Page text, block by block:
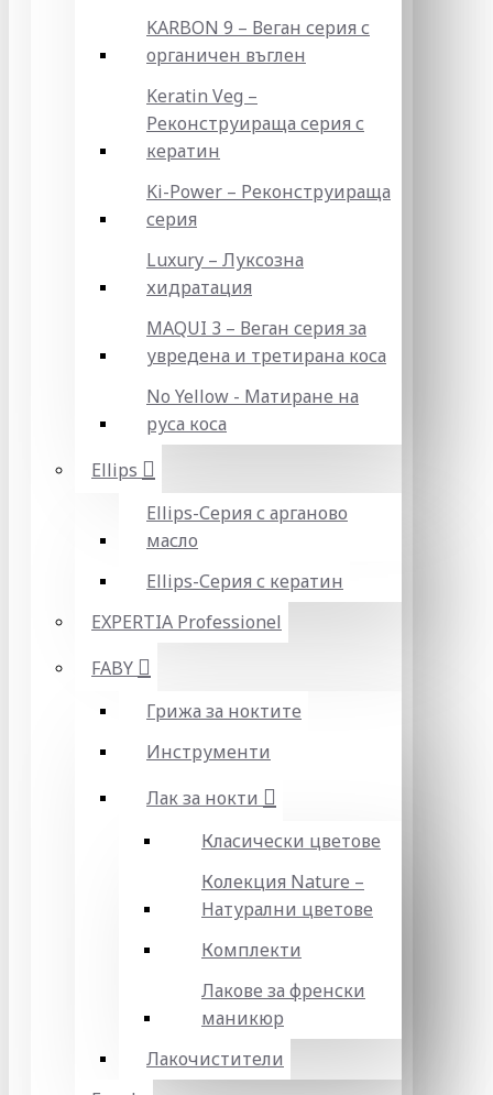
KARBON 9 – Веган серия с
органичен въглен
Keratin Veg –
Реконструираща серия с
кератин
Ki-Power – Реконструираща
серия
Luxury – Луксозна
хидратация
MAQUI 3 – Веган серия за
увредена и третирана коса
No Yellow - Матиране на
руса коса
Ellips
Ellips-Серия с арганово
масло
Ellips-Серия с кератин
EXPERTIA Professionel
FABY
Грижа за ноктите
Инструменти
Лак за нокти
Класически цветове
Колекция Nature –
Натурални цветове
Комплекти
Лакове за френски
маникюр
Лакочистители